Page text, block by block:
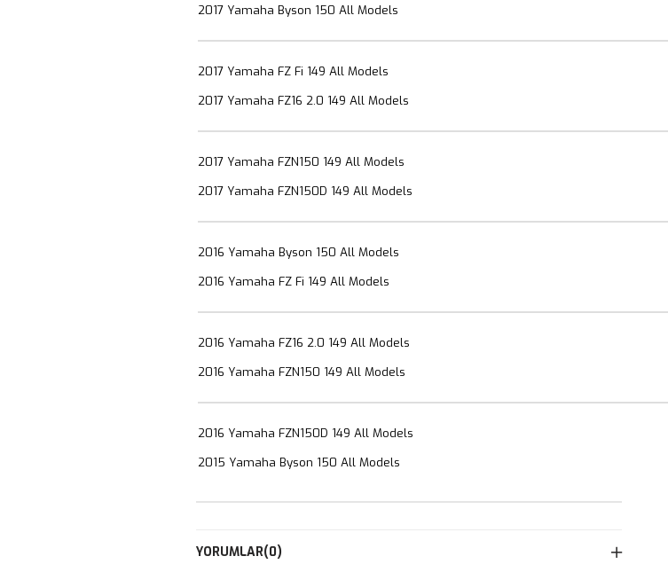
2017 Yamaha Byson 150 All Models
2017 Yamaha FZ Fi 149 All Models
2017 Yamaha FZ16 2.0 149 All Models
2017 Yamaha FZN150 149 All Models
2017 Yamaha FZN150D 149 All Models
2016 Yamaha Byson 150 All Models
2016 Yamaha FZ Fi 149 All Models
2016 Yamaha FZ16 2.0 149 All Models
2016 Yamaha FZN150 149 All Models
2016 Yamaha FZN150D 149 All Models
2015 Yamaha Byson 150 All Models
YORUMLAR(0)